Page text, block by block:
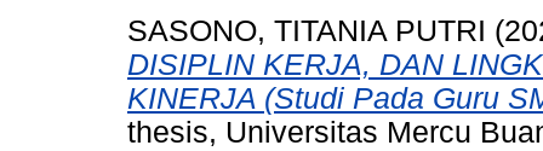
SASONO, TITANIA PUTRI
DISIPLIN KERJA, DAN
KINERJA (Studi Pada Guru
thesis, Universitas Mercu